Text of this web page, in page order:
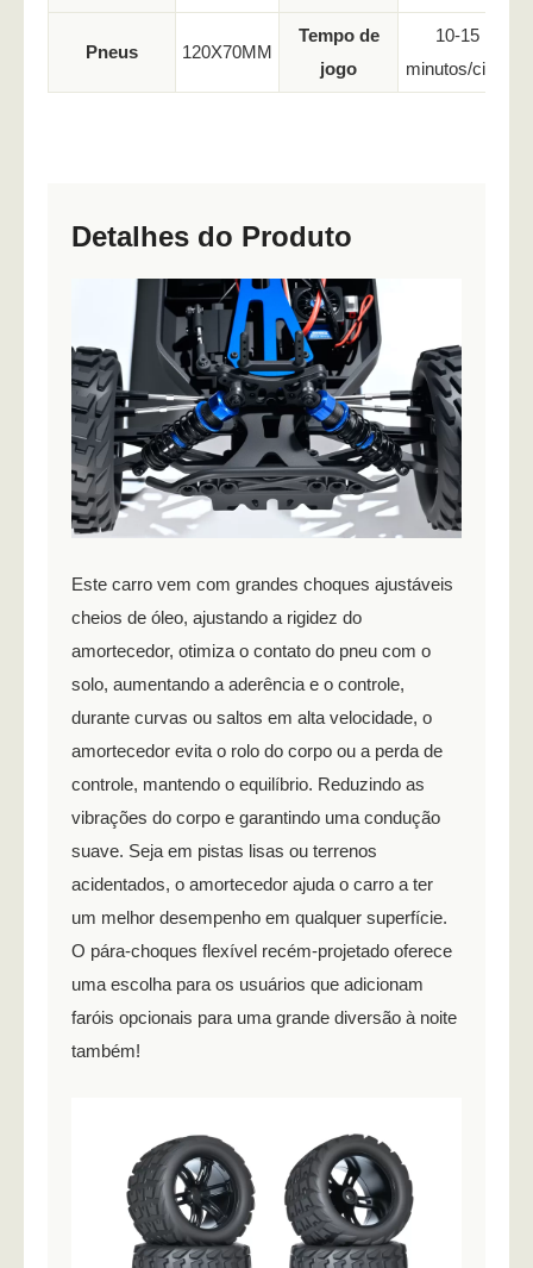
Pneus 120X70MM
Tempo de
jogo
10-15
minutos/ciclo
Detalhes do Produto
Este carro vem com grandes choques ajustáveis
cheios de óleo, ajustando a rigidez do
amortecedor, otimiza o contato do pneu com o
solo, aumentando a aderência e o controle,
durante curvas ou saltos em alta velocidade, o
amortecedor evita o rolo do corpo ou a perda de
controle, mantendo o equilíbrio. Reduzindo as
vibrações do corpo e garantindo uma condução
suave. Seja em pistas lisas ou terrenos
acidentados, o amortecedor ajuda o carro a ter
um melhor desempenho em qualquer superfície.
O pára-choques flexível recém-projetado oferece
uma escolha para os usuários que adicionam
faróis opcionais para uma grande diversão à noite
também!